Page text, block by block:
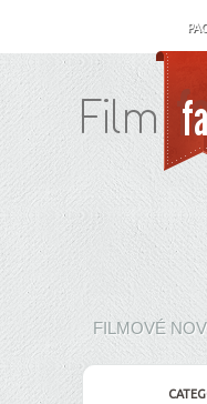
FILMOVÉ